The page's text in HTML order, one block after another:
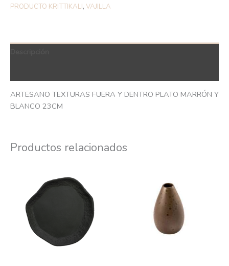
PRODUCTO KRITTIKALI, VAJILLA
ARTESANO TEXTURAS FUERA Y DENTRO PLATO MARRÓN Y
BLANCO 23CM
Productos relacionados